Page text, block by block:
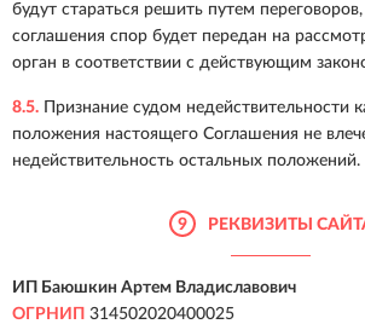
будут стараться решить путем
соглашения спор будет передан на
орган в соответствии с действующим
8.5. Признание судом недействительности
положения настоящего Соглашения не
недействительность остальных положений.
9 РЕКВИЗИТЫ
ИП Баюшкин Артем Владиславович
ОГРНИП 314502020400025